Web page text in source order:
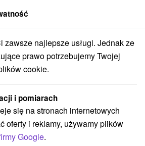
Escaperoom Čergov
Čergov
Ośrodki i miasteczka dziecięce(1)
i zamkowe
zawsze najlepsze usługi. Jednak ze
prawo potrzebujemy Twojej
cookie.
i pomiarach
się na stronach internetowych
oferty i reklamy, używamy plików
Google.